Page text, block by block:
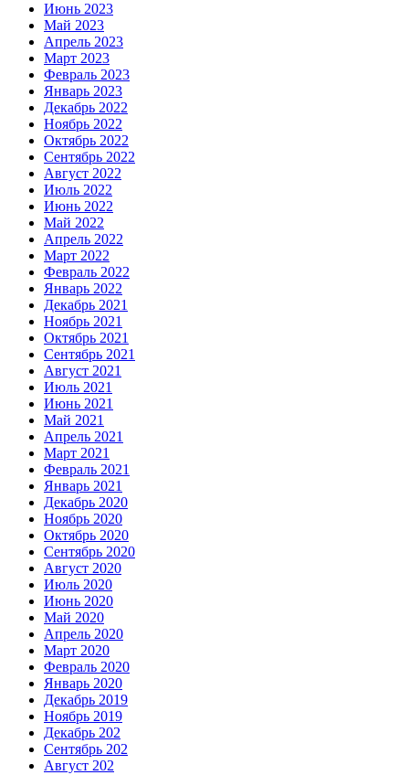
Июнь 2023
Май 2023
Апрель 2023
Март 2023
Февраль 2023
Январь 2023
Декабрь 2022
Ноябрь 2022
Октябрь 2022
Сентябрь 2022
Август 2022
Июль 2022
Июнь 2022
Май 2022
Апрель 2022
Март 2022
Февраль 2022
Январь 2022
Декабрь 2021
Ноябрь 2021
Октябрь 2021
Сентябрь 2021
Август 2021
Июль 2021
Июнь 2021
Май 2021
Апрель 2021
Март 2021
Февраль 2021
Январь 2021
Декабрь 2020
Ноябрь 2020
Октябрь 2020
Сентябрь 2020
Август 2020
Июль 2020
Июнь 2020
Май 2020
Апрель 2020
Март 2020
Февраль 2020
Январь 2020
Декабрь 2019
Ноябрь 2019
Декабрь 202
Сентябрь 202
Август 202